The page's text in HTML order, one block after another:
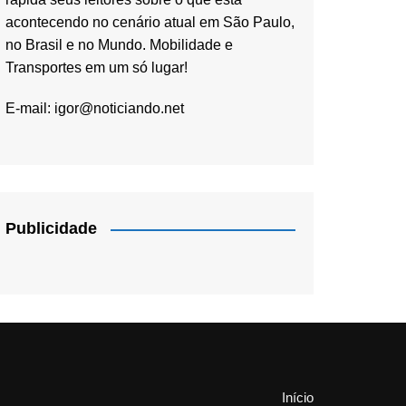
acontecendo no cenário atual em São Paulo,
no Brasil e no Mundo. Mobilidade e
Transportes em um só lugar!
E-mail: igor@noticiando.net
Publicidade
Início